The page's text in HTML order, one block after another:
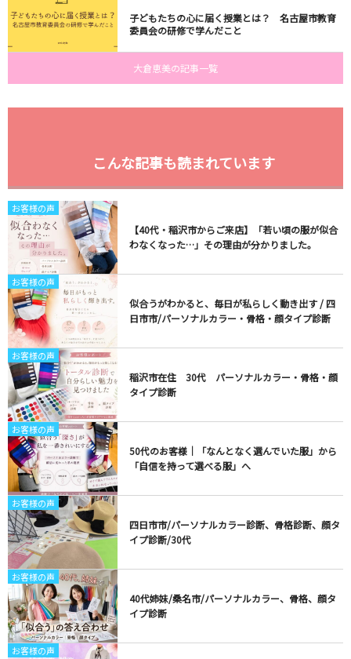
子どもたちの心に届く授業とは？ 名古屋市教育
委員会の研修で学んだこと
大倉恵美の記事一覧
こんな記事も読まれています
お客様の声
【40代・稲沢市からご来店】「若い頃の服が似合
わなくなった…」その理由が分かりました。
お客様の声
似合うがわかると、毎日が私らしく動き出す / 四
日市市/パーソナルカラー・骨格・顔タイプ診断
お客様の声
稲沢市在住 30代 パーソナルカラー・骨格・顔
タイプ診断
お客様の声
50代のお客様｜「なんとなく選んでいた服」から
「自信を持って選べる服」へ
お客様の声
四日市市/パーソナルカラー診断、骨格診断、顔タ
イプ診断/30代
お客様の声
40代姉妹/桑名市/パーソナルカラー、骨格、顔タ
イプ診断
お客様の声